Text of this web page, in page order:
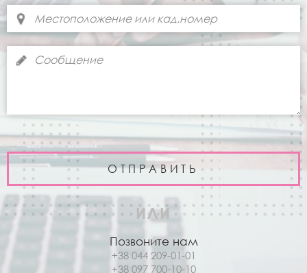
ИЛИ
Позвоните нам
+38 044 209-01-01
+38 097 700-10-10